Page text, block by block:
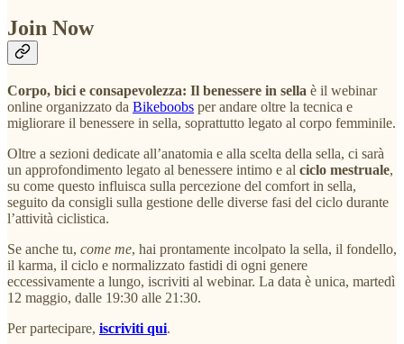
Join Now
Corpo, bici e consapevolezza: Il benessere in sella è il webinar
online organizzato da Bikeboobs per andare oltre la tecnica e
migliorare il benessere in sella, soprattutto legato al corpo femminile.
Oltre a sezioni dedicate all’anatomia e alla scelta della sella, ci sarà
un approfondimento legato al benessere intimo e al ciclo mestruale,
su come questo influisca sulla percezione del comfort in sella,
seguito da consigli sulla gestione delle diverse fasi del ciclo durante
l’attività ciclistica.
Se anche tu, come me, hai prontamente incolpato la sella, il fondello,
il karma, il ciclo e normalizzato fastidi di ogni genere
eccessivamente a lungo, iscriviti al webinar. La data è unica, martedì
12 maggio, dalle 19:30 alle 21:30.
Per partecipare, iscriviti qui.